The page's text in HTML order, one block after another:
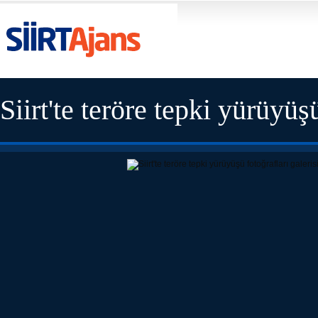
Siirt'te teröre tepki